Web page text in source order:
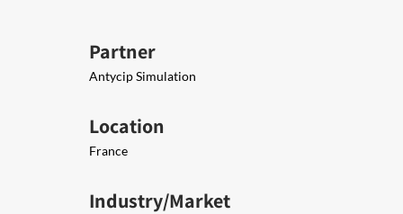
Partner
Antycip Simulation
Location
France
Industry/Market